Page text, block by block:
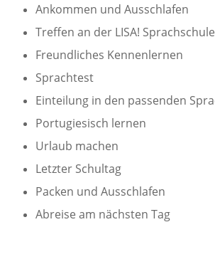
Ankommen und Ausschlafen
Treffen an der LISA! Sprachschule
Freundliches Kennenlernen
Sprachtest
Einteilung in den passenden
Portugiesisch lernen
Urlaub machen
Letzter Schultag
Packen und Ausschlafen
Abreise am nächsten Tag